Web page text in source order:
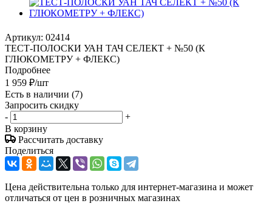
Артикул: 02414
ТЕСТ-ПОЛОСКИ УАН ТАЧ СЕЛЕКТ + №50 (К
ГЛЮКОМЕТРУ + ФЛЕКС)
Подробнее
1 959 ₽/шт
Есть в наличии (7)
Запросить скидку
-
+
В корзину
Рассчитать доставку
Поделиться
Цена действительна только для интернет-магазина и может
отличаться от цен в розничных магазинах